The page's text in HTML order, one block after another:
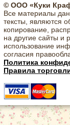
© ООО «Куки
Все материалы
тексты, являются
копирование,
на другие сайты и
использование
согласия
Политика
Правила